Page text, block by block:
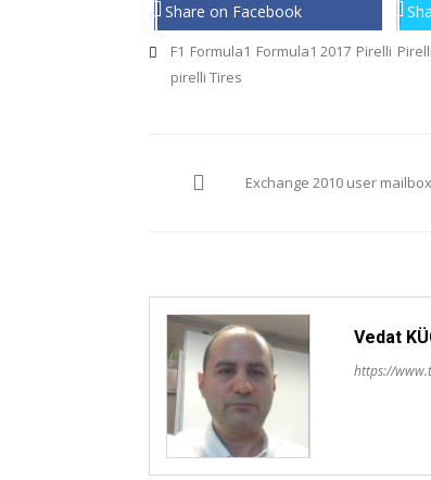
Share on Facebook
F1 Formula1 Formula1 2017 Pirelli
pirelli Tires
gezinmesi
Exchange 2010 user
Vedat
https://